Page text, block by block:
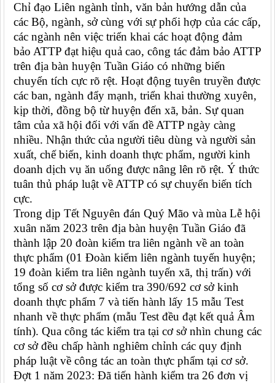
Chỉ đạo Liên ngành tỉnh, văn bản hướng dẫn của
các Bộ, ngành, sở cùng với sự phối hợp của các cấp,
các ngành nên việc triển khai các hoạt động đảm
bảo ATTP đạt hiệu quả cao, công tác đảm bảo ATTP
trên địa bàn huyện Tuần Giáo có những biến
chuyển tích cực rõ rệt. Hoạt động tuyên truyền được
các ban, ngành đẩy mạnh, triển khai thường xuyên,
kịp thời, đồng bộ từ huyện đến xã, bản. Sự quan
tâm của xã hội đối với vấn đề ATTP ngày càng
nhiều. Nhận thức của người tiêu dùng và người sản
xuất, chế biến, kinh doanh thực phẩm, người kinh
doanh dịch vụ ăn uống được nâng lên rõ rệt. Ý thức
tuân thủ pháp luật về ATTP có sự chuyển biến tích
cực.
Trong dịp Tết Nguyên đán Quý Mão và mùa Lễ hội
xuân năm 2023 trên địa bàn huyện Tuần Giáo đã
thành lập 20 đoàn kiểm tra liên ngành về an toàn
thực phẩm (01 Đoàn kiểm liên ngành tuyến huyện;
19 đoàn kiểm tra liên ngành tuyến xã, thị trấn) với
tổng số cơ sở được kiểm tra 390/692 cơ sở kinh
doanh thực phẩm 7 và tiến hành lấy 15 mẫu Test
nhanh về thực phẩm (mẫu Test đều đạt kết quả Âm
tính). Qua công tác kiểm tra tại cơ sở nhìn chung các
cơ sở đều chấp hành nghiêm chỉnh các quy định
pháp luật về công tác an toàn thực phẩm tại cơ sở.
Đợt 1 năm 2023: Đã tiến hành kiểm tra 26 đơn vị